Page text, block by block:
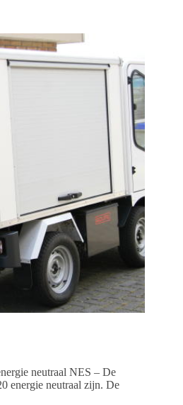
neutraal NES – De
energie neutraal zijn. De